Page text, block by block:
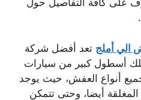
على كافة التفاصيل حول
الي أملج تعد أفضل شركة
أسطول كبير من سيارات
أنواع العفش، حيث يوجد
أيضا، وحتى تتمكن